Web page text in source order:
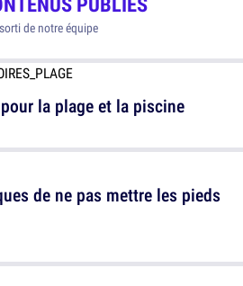
de notre équipe
la plage et la piscine
de ne pas mettre les pieds